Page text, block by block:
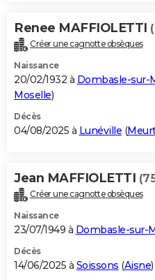
Carte de Noël
Carte Bonne année
Carte Saint-Valentin
Carte Pâques
Carte d'anniversaire
DICTIONNAIRE
Dictionnaire
Biographies
Citations
Expressions
Proverbes
PROGRAMME TV
COPAINS D'AVANT
S'inscrire
Se connecter
Lycées
Collèges
Primaires
Universités
Entreprises
Service militaire
Avis de recherche
AVIS DE DÉCÈS
Bricolage
Lifestyle
Culture
Sport
Auto
Television
Voyage
Cinema
Renee MAFFIOLETTI
Créer une cagnotte obsèques
Naissance
20/02/1932 à Dombasle-sur-
Moselle)
Décès
04/08/2025 à Lunéville (
Jean MAFFIOLETTI
Créer une cagnotte obsèques
Naissance
23/07/1949 à Dombasle-sur-
Décès
14/06/2025 à Soissons (Aisne)